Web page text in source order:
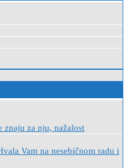
znaju za nju, nažalost
Vam na nesebičnom radu i